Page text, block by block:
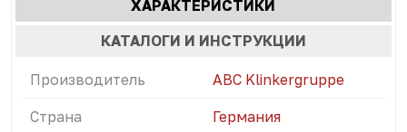
табы
ХАРАКТЕРИСТИКИ
ВКЛАДКА)
КАТАЛОГИ И ИНСТРУКЦИИ
Производитель ABC Klinkergruppe
Страна Германия